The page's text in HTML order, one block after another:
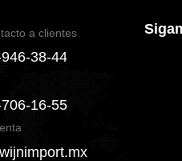
a clientes
38-44
16-55